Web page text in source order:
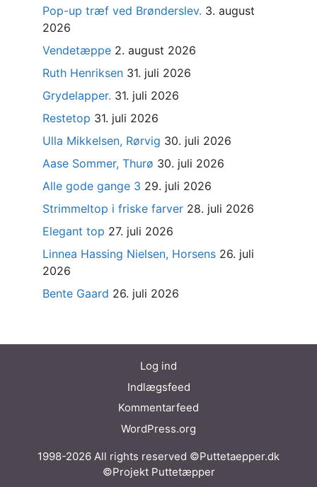
Pop-up træf ved Brønderslev. 3. august
2026
Vendetæppe 2. august 2026
Ruth Henriksen 31. juli 2026
Grydelapper. 31. juli 2026
Restetop 31. juli 2026
Ulla Mikkelsen, Rørvig 30. juli 2026
Aase Sommer, Thurø 30. juli 2026
Alle gode gange 3 29. juli 2026
Strimmeltop i friske farver 28. juli 2026
Elegant top 27. juli 2026
Linnea Hassing Nielsen, Horsens 26. juli
2026
Bente Gaard 26. juli 2026
Log ind
Indlægsfeed
Kommentarfeed
WordPress.org
1998-2026 All rights reserved ©Puttetaepper.dk
©Projekt Puttetæpper